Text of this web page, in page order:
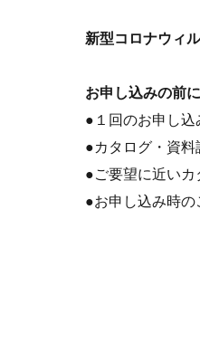
新型コロナウィ
お申し込みの前
●１回のお申し込
●カタログ・資料
●ご要望に近いカ
●お申し込み時の